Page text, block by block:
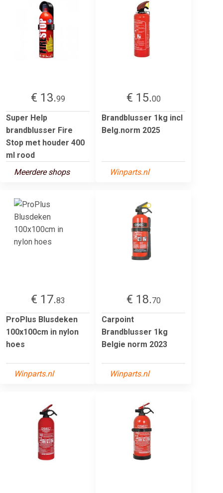
€ 13.99
Super Help
brandblusser Fire
Stop met houder 400
ml rood
Meerdere shops
€ 15.00
Brandblusser 1kg incl
Belg.norm 2025
Winparts.nl
€ 17.83
ProPlus Blusdeken
100x100cm in nylon
hoes
Winparts.nl
€ 18.70
Carpoint
Brandblusser 1kg
Belgie norm 2023
Winparts.nl